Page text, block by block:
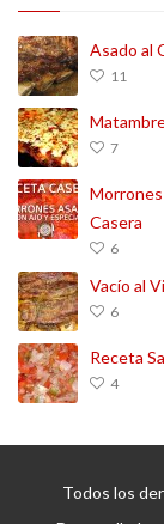
Asado al
11
7
Casera
6
Vacío al
6
Receta
4
Todos los